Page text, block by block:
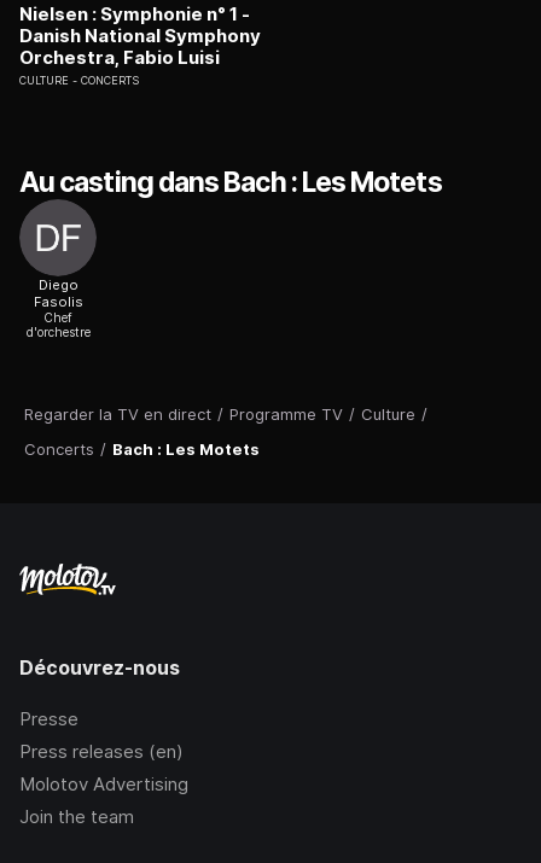
Regarder la TV en direct / Programme TV / Culture /
Concerts / Bach : Les Motets
Nielsen : Symphonie n° 1 -
Danish National Symphony
Orchestra, Fabio Luisi
CULTURE CONCERTS
Au casting dans Bach : Les Motets
Diego
Fasolis
Chef
d'orchestre
Découvrez-nous
Presse
Press releases (en)
Molotov Advertising
Join the team